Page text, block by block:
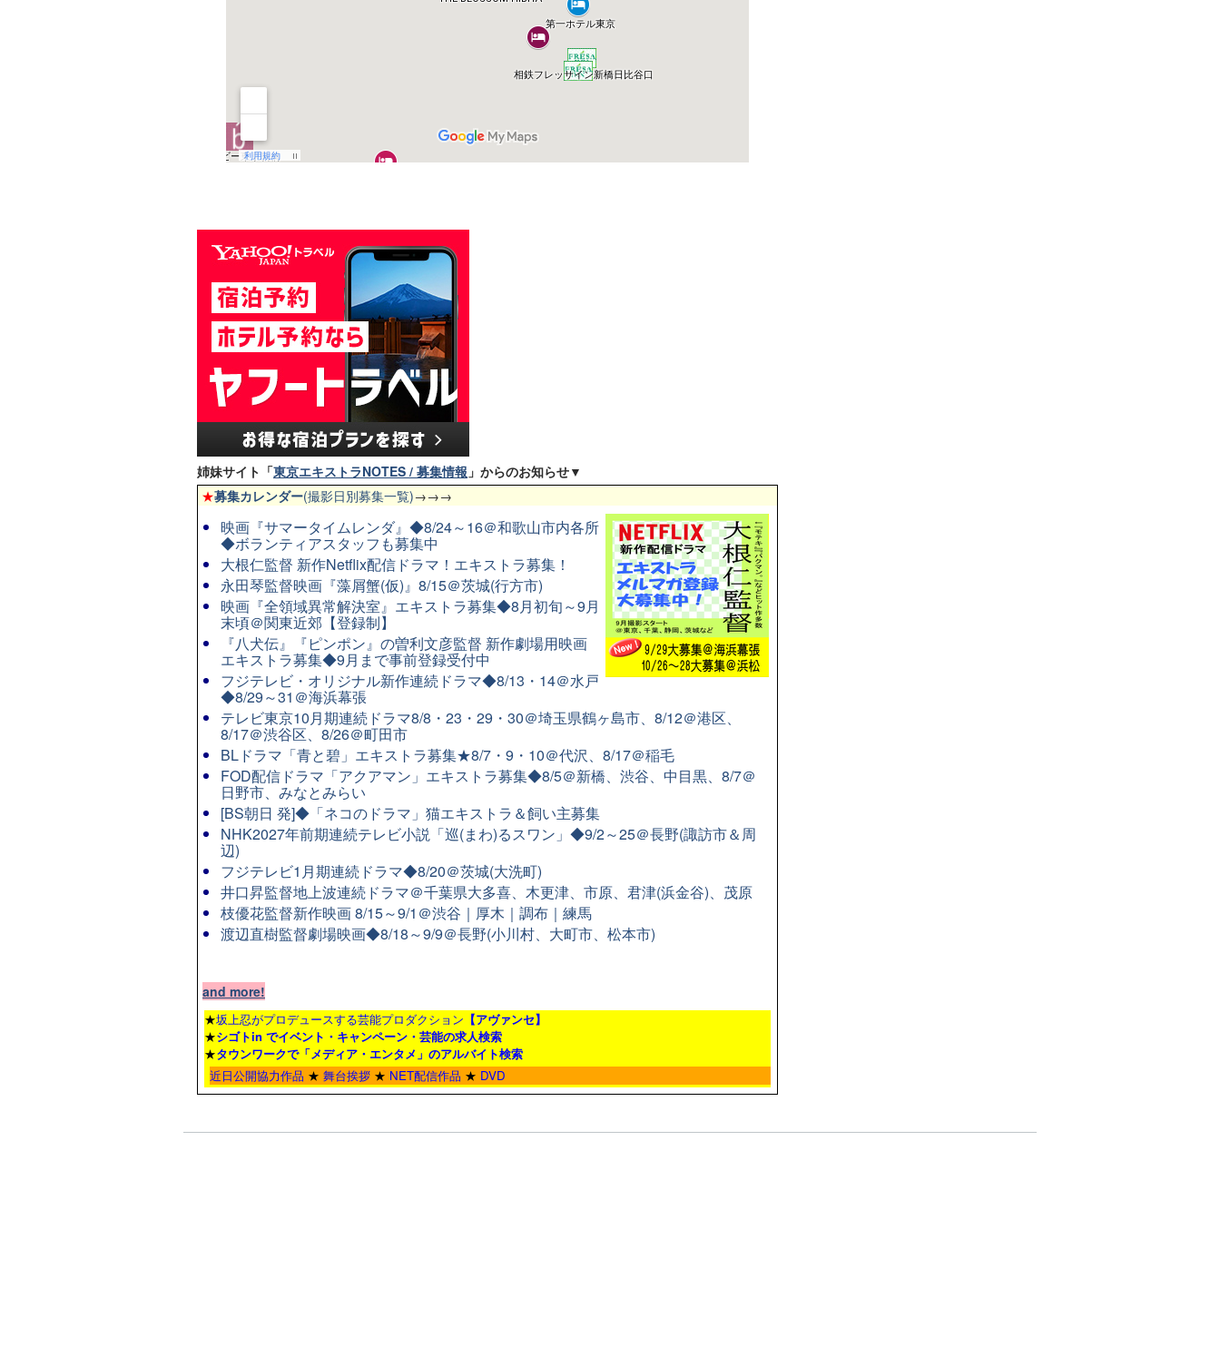
姉妹サイト「東京エキストラNOTES / 募集情報 」からのお知らせ▼
★募集カレンダー(撮影日別募集一覧)→→→
映画『サマータイムレンダ』◆8/24～16＠和歌山市内各所
◆ボランティアスタッフも募集中
大根仁監督 新作Netflix配信ドラマ！エキストラ募集！
永田琴監督映画『藻屑蟹(仮)』8/15＠茨城(行方市)
映画『全領域異常解決室』エキストラ募集◆8月初旬～9月
末頃＠関東近郊【登録制】
『八犬伝』『ピンポン』の曽利文彦監督 新作劇場用映画
エキストラ募集◆9月まで事前登録受付中
フジテレビ・オリジナル新作連続ドラマ◆8/13・14＠水戸
◆8/29～31＠海浜幕張
テレビ東京10月期連続ドラマ8/8・23・29・30＠埼玉県鶴ヶ島市、8/12＠港区、
8/17＠渋谷区、8/26＠町田市
BLドラマ「青と碧」エキストラ募集★8/7・9・10＠代沢、8/17＠稲毛
FOD配信ドラマ「アクアマン」エキストラ募集◆8/5＠新橋、渋谷、中目黒、8/7＠
日野市、みなとみらい
[BS朝日 発]◆「ネコのドラマ」猫エキストラ＆飼い主募集
NHK2027年前期連続テレビ小説「巡(まわ)るスワン」◆9/2～25＠長野(諏訪市＆周
辺)
フジテレビ1月期連続ドラマ◆8/20＠茨城(大洗町)
井口昇監督地上波連続ドラマ＠千葉県大多喜、木更津、市原、君津(浜金谷)、茂原
枝優花監督新作映画 8/15～9/1＠渋谷｜厚木｜調布｜練馬
渡辺直樹監督劇場映画◆8/18～9/9＠長野(小川村、大町市、松本市)
and more!
★坂上忍がプロデュースする芸能プロダクション 【アヴァンセ】
★シゴトin でイベント・キャンペーン・芸能の求人検索
★タウンワークで「メディア・エンタメ」のアルバイト検索
近日公開協力作品 ★ 舞台挨拶 ★ NET配信作品 ★ DVD